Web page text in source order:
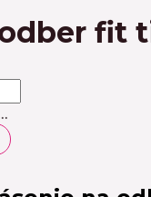
fit